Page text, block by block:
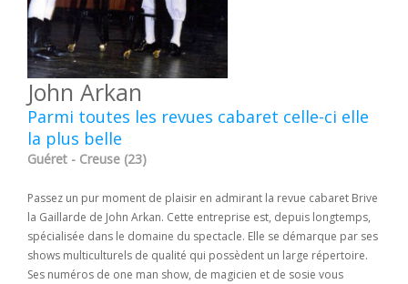
John Arkan
Parmi toutes les revues cabaret celle-ci elle
la plus belle
Guéret - Creuse (23)
Passez un pur moment de plaisir en admirant la revue cabaret Brive
la Gaillarde de John Arkan. Cette entreprise est, depuis longtemps,
spécialisée dans le domaine du spectacle. Elle se démarque par ses
shows multiculturels de qualité qui possèdent un large répertoire.
Ses numéros de one man show, de magicien et de sosie vous